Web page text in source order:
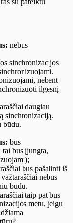
nebus
sinchronizacijos
nebent
ilgesnį
daugiau
sinchronizaciją.
būdu.
bus
bus įjungta,
bus pašalinti iš
nebus
būdu.
taip pat bus
metu, jeigu